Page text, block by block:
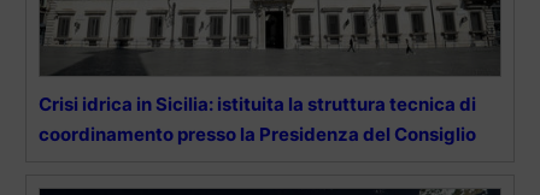
Crisi idrica in Sicilia: istituita la struttura tecnica di
coordinamento presso la Presidenza del Consiglio